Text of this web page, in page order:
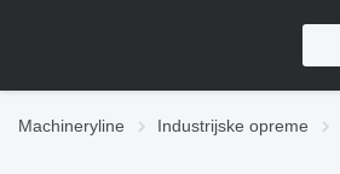
Machineryline Industrijske opreme